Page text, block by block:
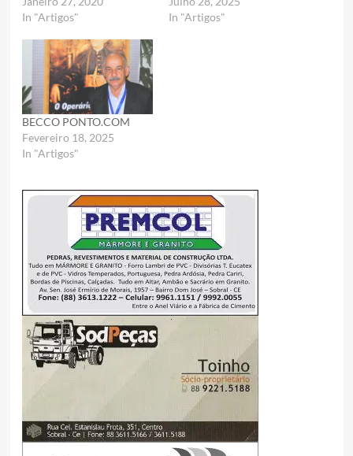
In "Artigos"
In "Artigos"
BECCO PONTO.COM
Fevereiro 18, 2025
In "Artigos"